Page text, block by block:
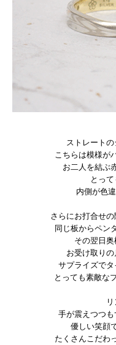
ストレート
こちらは模様が
お二人を結ぶ
とっ
内側が色
さらにお打合せ
同じ板からペン
その翌日奥
お受け取り
サプライズで
とっても素敵な
手が震えつつ
優しい笑顔
たくさんこだわ